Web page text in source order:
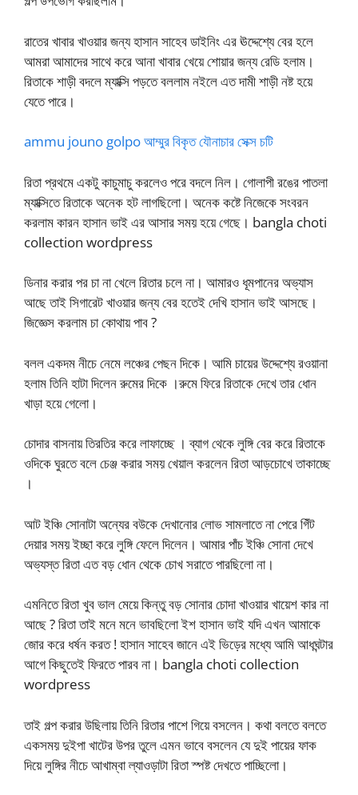
রাতের খাবার খাওয়ার জন্য হাসান সাহেব ডাইনিং এর ঊদ্দেশ্যে বের হলে
আমরা আমাদের সাথে করে আনা খাবার খেয়ে শোয়ার জন্য রেডি হলাম।
রিতাকে শাড়ী বদলে ম্যাক্সি পড়তে বললাম নইলে এত দামী শাড়ী নষ্ট হয়ে
যেতে পারে।
ammu jouno golpo আম্মুর বিকৃত যৌনাচার সেক্স চটি
রিতা প্রথমে একটু কাচুমাচু করলেও পরে বদলে নিল। গোলাপী রঙের পাতলা
ম্যাক্সিতে রিতাকে অনেক হট লাগছিলো। অনেক কষ্টে নিজেকে সংবরন
করলাম কারন হাসান ভাই এর আসার সময় হয়ে গেছে। bangla choti
collection wordpress
ডিনার করার পর চা না খেলে রিতার চলে না। আমারও ধূমপানের অভ্যাস
আছে তাই সিগারেট খাওয়ার জন্য বের হতেই দেখি হাসান ভাই আসছে।
জিজ্ঞেস করলাম চা কোথায় পাব ?
বলল একদম নীচে নেমে লঞ্চের পেছন দিকে। আমি চায়ের উদ্দেশ্যে রওয়ানা
হলাম তিনি হাটা দিলেন রুমের দিকে ।রুমে ফিরে রিতাকে দেখে তার ধোন
খাড়া হয়ে গেলো।
চোদার বাসনায় তিরতির করে লাফাচ্ছে । ব্যাগ থেকে লুঙ্গি বের করে রিতাকে
ওদিকে ঘুরতে বলে চেঞ্জ করার সময় খেয়াল করলেন রিতা আড়চোখে তাকাচ্ছে
।
আট ইঞ্চি সোনাটা অন্যের বউকে দেখানোর লোভ সামলাতে না পেরে গিঁট
দেয়ার সময় ইচ্ছা করে লুঙ্গি ফেলে দিলেন। আমার পাঁচ ইঞ্চি সোনা দেখে
অভ্যস্ত রিতা এত বড় ধোন থেকে চোখ সরাতে পারছিলো না।
এমনিতে রিতা খুব ভাল মেয়ে কিন্তু বড় সোনার চোদা খাওয়ার খায়েশ কার না
আছে ? রিতা তাই মনে মনে ভাবছিলো ইশ হাসান ভাই যদি এখন আমাকে
জোর করে ধর্ষন করত ! হাসান সাহেব জানে এই ভিড়ের মধ্যে আমি আধঘন্টার
আগে কিছুতেই ফিরতে পারব না। bangla choti collection
wordpress
তাই গল্প করার উছিলায় তিনি রিতার পাশে গিয়ে বসলেন। কথা বলতে বলতে
একসময় দুইপা খাটের উপর তুলে এমন ভাবে বসলেন যে দুই পায়ের ফাক
দিয়ে লুঙ্গির নীচে আখাম্বা ল্যাওড়াটা রিতা স্পষ্ট দেখতে পাচ্ছিলো।